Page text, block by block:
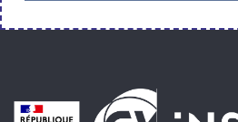
Pied de page